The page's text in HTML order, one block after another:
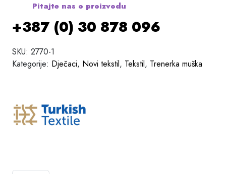
Pitajte nas o proizvodu
+387 (0) 30 878 096
SKU: 2770-1
Kategorije: Dječaci, Novi tekstil, Tekstil, Trenerka muška